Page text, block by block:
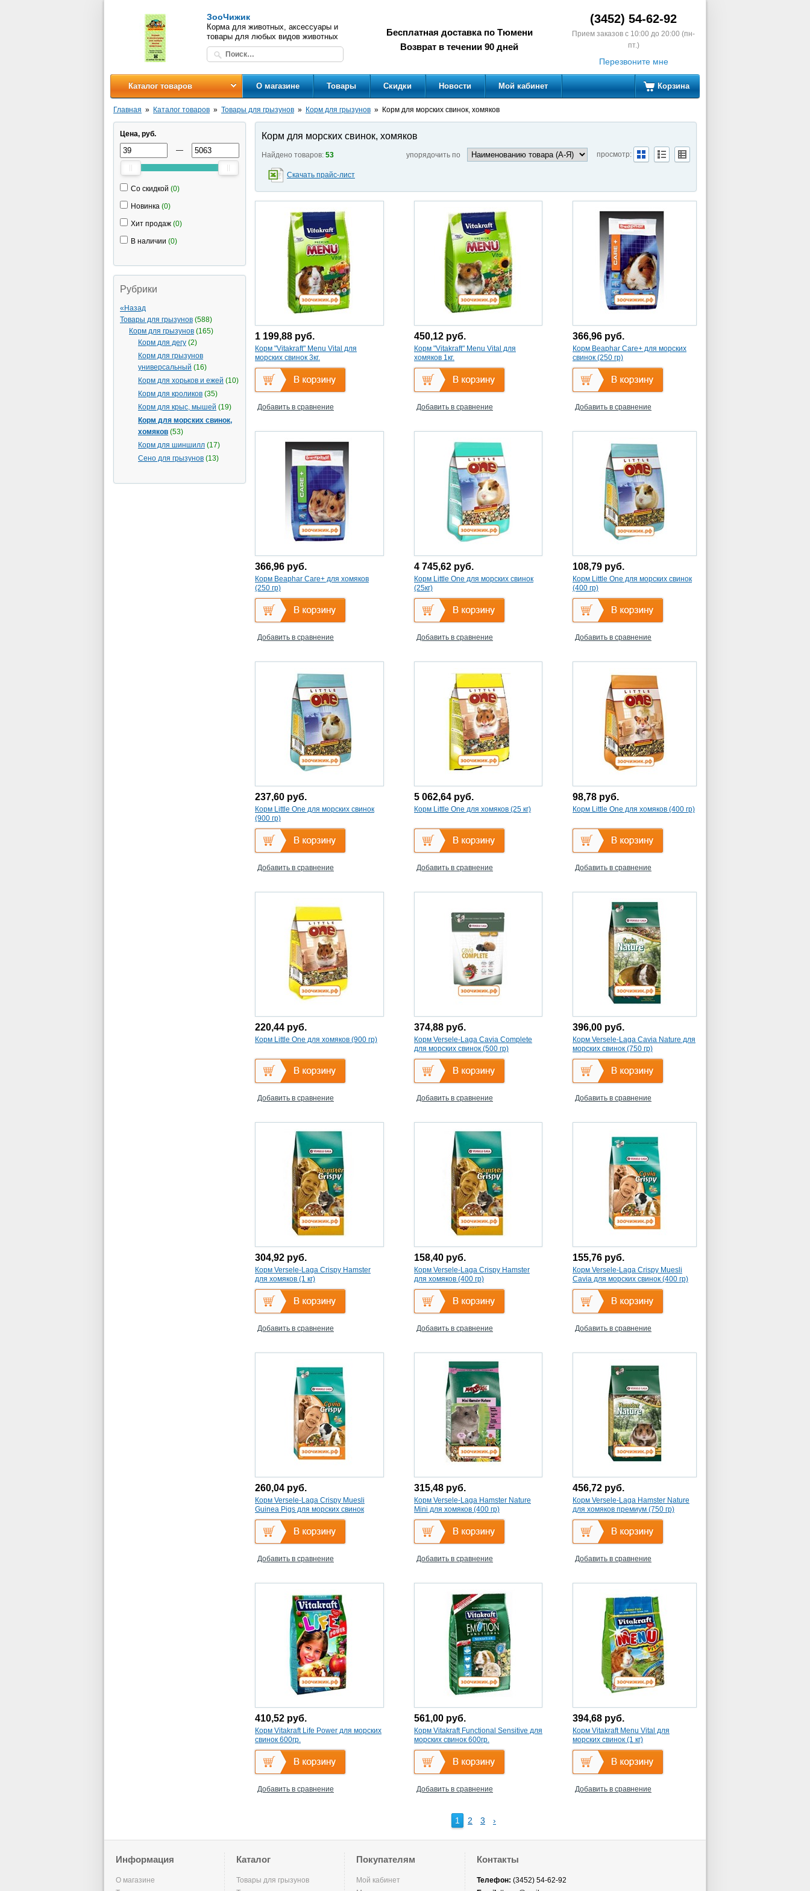
ЗооЧижик
Корма для животных, аксессуары и
товары для любых видов животных
Бесплатная доставка по Тюмени
Возврат в течении 90 дней
(3452) 54-62-92
Прием заказов с 10:00 до 20:00 (пн-
пт.)
Перезвоните мне
Каталог товаров Корзина
О магазине Товары Скидки Новости Мой кабинет
Главная Каталог товаров Товары для грызунов Корм для грызунов Корм для морских свинок, хомяков
Цена, руб.
—
Со скидкой (0)
Новинка (0)
Хит продаж (0)
В наличии (0)
Рубрики
«Назад
Товары для грызунов (588)
Корм для грызунов (165)
Корм для дегу (2)
Корм для грызунов
универсальный (16)
Корм для хорьков и ежей (10)
Корм для кроликов (35)
Корм для крыс, мышей (19)
Корм для морских свинок,
хомяков (53)
Корм для шиншилл (17)
Сено для грызунов (13)
Корм для морских свинок, хомяков
Найдено товаров: 53 упорядочить по просмотр:
Скачать прайс-лист
1 199,88 руб.
Корм "Vitakraft" Menu Vital для
морских свинок 3кг.
Добавить в сравнение
450,12 руб.
Корм "Vitakraft" Menu Vital для
хомяков 1кг.
Добавить в сравнение
366,96 руб.
Корм Beaphar Care+ для морских
свинок (250 гр)
Добавить в сравнение
366,96 руб.
Корм Beaphar Care+ для хомяков
(250 гр)
Добавить в сравнение
4 745,62 руб.
Корм Little One для морских свинок
(25кг)
Добавить в сравнение
108,79 руб.
Корм Little One для морских свинок
(400 гр)
Добавить в сравнение
237,60 руб.
Корм Little One для морских свинок
(900 гр)
Добавить в сравнение
5 062,64 руб.
Корм Little One для хомяков (25 кг)
Добавить в сравнение
98,78 руб.
Корм Little One для хомяков (400 гр)
Добавить в сравнение
220,44 руб.
Корм Little One для хомяков (900 гр)
Добавить в сравнение
374,88 руб.
Корм Versele-Laga Cavia Complete
для морских свинок (500 гр)
Добавить в сравнение
396,00 руб.
Корм Versele-Laga Cavia Nature для
морских свинок (750 гр)
Добавить в сравнение
304,92 руб.
Корм Versele-Laga Crispy Hamster
для хомяков (1 кг)
Добавить в сравнение
158,40 руб.
Корм Versele-Laga Crispy Hamster
для хомяков (400 гр)
Добавить в сравнение
155,76 руб.
Корм Versele-Laga Crispy Muesli
Cavia для морских свинок (400 гр)
Добавить в сравнение
260,04 руб.
Корм Versele-Laga Crispy Muesli
Guinea Pigs для морских свинок
(цитрус) (1 кг)
Добавить в сравнение
315,48 руб.
Корм Versele-Laga Hamster Nature
Mini для хомяков (400 гр)
Добавить в сравнение
456,72 руб.
Корм Versele-Laga Hamster Nature
для хомяков премиум (750 гр)
Добавить в сравнение
410,52 руб.
Корм Vitakraft Life Power для морских
свинок 600гр.
Добавить в сравнение
561,00 руб.
Корм Vitakraft Functional Sensitive для
морских свинок 600гр.
Добавить в сравнение
394,68 руб.
Корм Vitakraft Menu Vital для
морских свинок (1 кг)
Добавить в сравнение
1 2 3 ›
Информация
О магазине
Каталог
Товары для грызунов
Покупателям
Мой кабинет
Контакты
Телефон: (3452) 54-62-92